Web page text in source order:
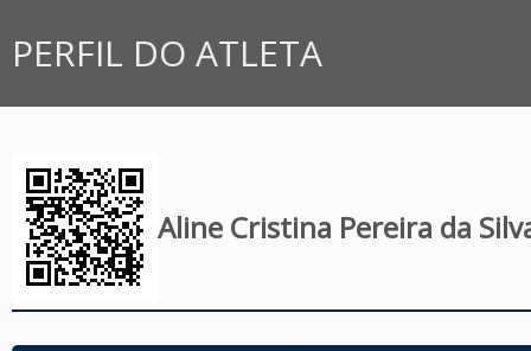
PERFIL DO ATLETA
Aline Cristina Pereira da